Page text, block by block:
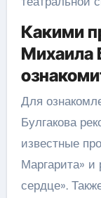
Какими
Михаила
Для
Булгакова
известные
Маргарита»
сердце».